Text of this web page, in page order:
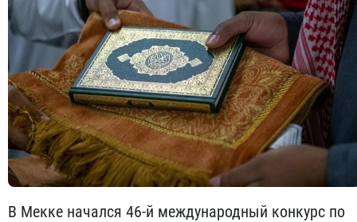
В Мекке начался 46-й международный конкурс по